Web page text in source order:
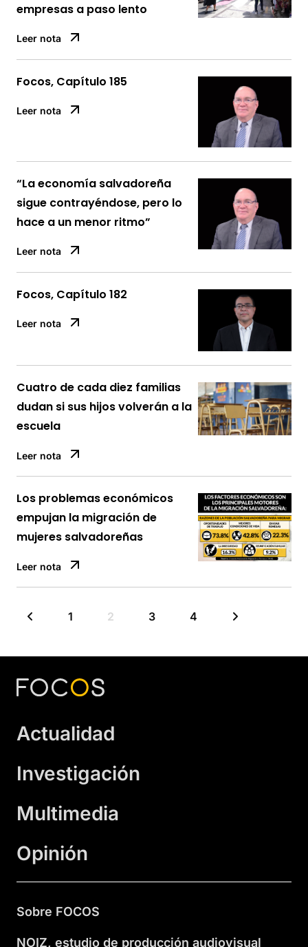
empresas a paso lento
Leer nota
Focos, Capítulo 185
Leer nota
“La economía salvadoreña
sigue contrayéndose, pero lo
hace a un menor ritmo”
Leer nota
Focos, Capítulo 182
Leer nota
Cuatro de cada diez familias
dudan si sus hijos volverán a la
escuela
Leer nota
Los problemas económicos
empujan la migración de
mujeres salvadoreñas
Leer nota
1 2 3 4
Actualidad
Investigación
Multimedia
Opinión
Sobre FOCOS
NOIZ, estudio de producción audiovisual